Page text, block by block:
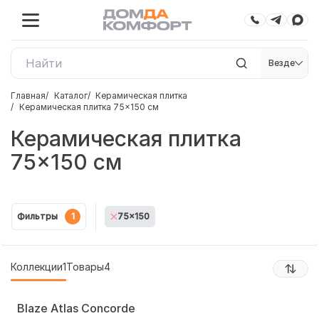
Везде
Главная Каталог
Керамическая плитка
Керамическая плитка 75×150 см
Керамическая плитка
75×150 см
Фильтры 1 75x150
Коллекции1Товары4
Blaze Atlas Concorde